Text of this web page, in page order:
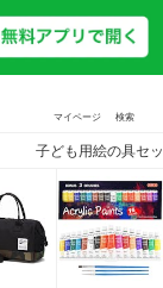
マイページ 検索
子ども用絵の具セ